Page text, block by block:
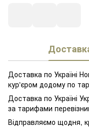
Доставка по Україні
кур'єром додому по
Доставка по Україні
за тарифами
Відправляємо щодня,